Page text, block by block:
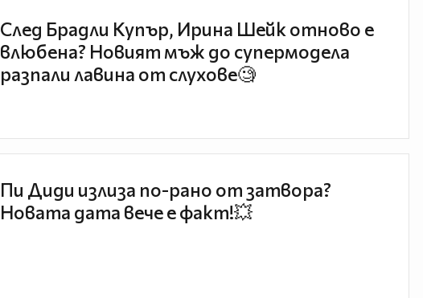
След Брадли Купър, Ирина Шейк отново е
влюбена? Новият мъж до супермодела
разпали лавина от слухове🧐
Пи Диди излиза по-рано от затвора?
Новата дата вече е факт!💥